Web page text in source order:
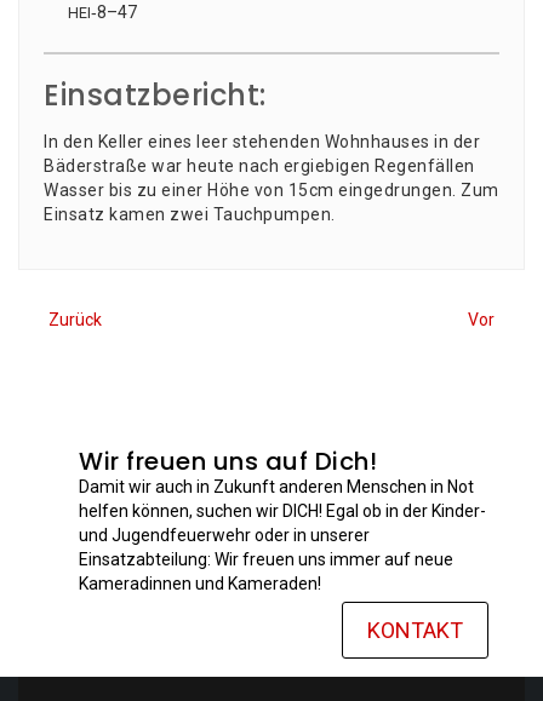
HEI‑8–47
Einsatzbericht:
In den Kel­ler eines leer ste­hen­den Wohn­hau­ses in der
Bäder­stra­ße war heu­te nach ergie­bi­gen Regen­fäl­len
Was­ser bis zu einer Höhe von 15cm ein­ge­drun­gen. Zum
Ein­satz kamen zwei Tauchpumpen.
Zurück Vor
Wir freuen uns auf Dich!
Damit wir auch in Zukunft anderen Menschen in Not
helfen können, suchen wir DICH! Egal ob in der Kinder-
und Jugendfeuerwehr oder in unserer
Einsatzabteilung: Wir freuen uns immer auf neue
Kameradinnen und Kameraden!
KONTAKT